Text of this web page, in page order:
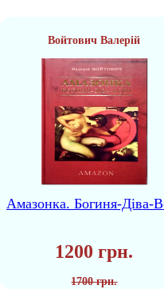
Войтович Валерій
Амазонка. Богиня-Діва-
1200 грн.
1700 грн.